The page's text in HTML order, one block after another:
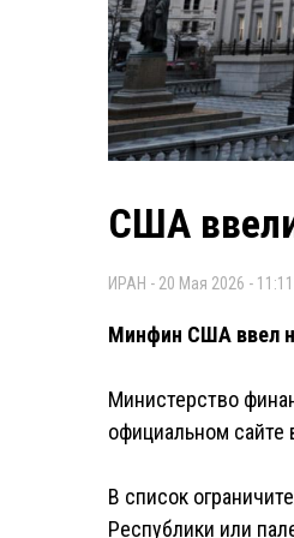
США
ИРАН - 20 Мая 2026 -
Минфин США ввел
Министерство
официальном сайте
В список
Республики или